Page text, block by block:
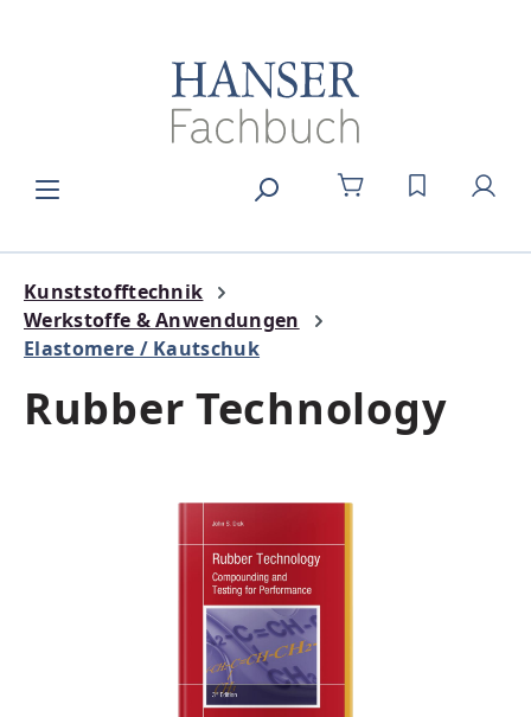
DU HAST 0
Kunststofftechnik
Werkstoffe & Anwendungen
Elastomere / Kautschuk
Rubber Technology
Bildergalerie überspringen